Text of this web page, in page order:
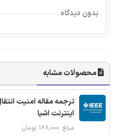
بدون دیدگاه
محصولات مشابه
اینترنت اشیا
مبلغ: ۱۶۸,۰۰۰ تومان